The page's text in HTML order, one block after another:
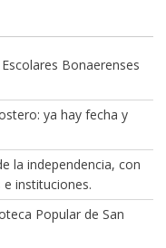
Bonaerenses
ya hay fecha y
la independencia, con
instituciones.
Popular de San